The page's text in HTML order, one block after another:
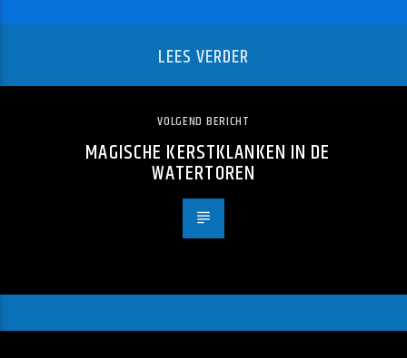
LEES VERDER
VOLGEND BERICHT
MAGISCHE KERSTKLANKEN IN DE
WATERTOREN